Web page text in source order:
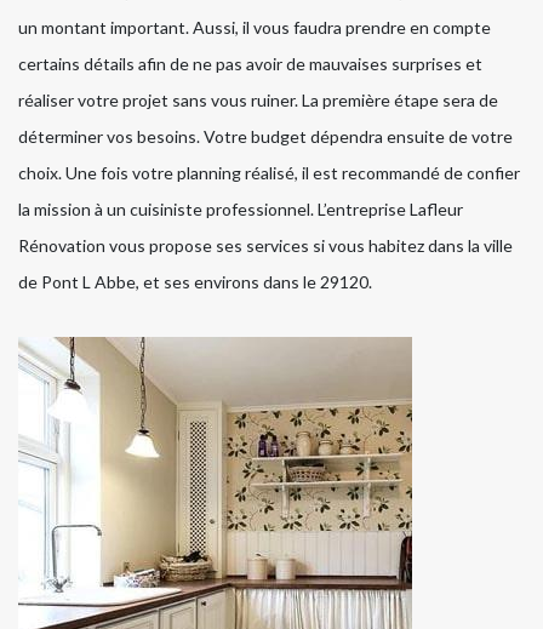
un montant important. Aussi, il vous faudra prendre en compte
certains détails afin de ne pas avoir de mauvaises surprises et
réaliser votre projet sans vous ruiner. La première étape sera de
déterminer vos besoins. Votre budget dépendra ensuite de votre
choix. Une fois votre planning réalisé, il est recommandé de confier
la mission à un cuisiniste professionnel. L’entreprise Lafleur
Rénovation vous propose ses services si vous habitez dans la ville
de Pont L Abbe, et ses environs dans le 29120.